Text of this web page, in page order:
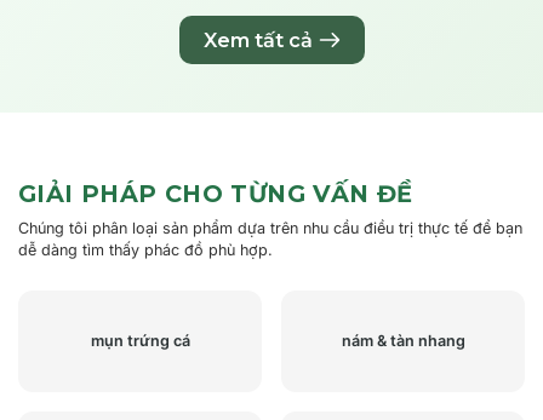
Xem tất cả
GIẢI PHÁP CHO TỪNG VẤN ĐỀ
Chúng tôi phân loại sản phẩm dựa trên nhu cầu điều trị thực tế để bạn
dễ dàng tìm thấy phác đồ phù hợp.
mụn trứng cá nám & tàn nhang